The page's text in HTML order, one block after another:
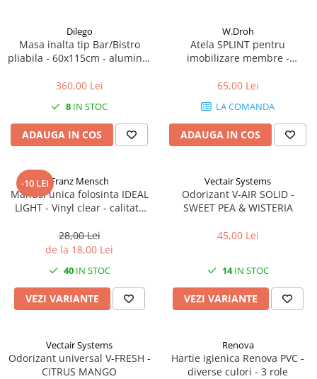
Dilego
Masa inalta tip Bar/Bistro
pliabila - 60x115cm - aluminiu
360,00 Lei
8 IN STOC
ADAUGA IN COS
W.Droh
Atela SPLINT pentru
imobilizare membre -
radio-transparenta - rola
65,00 Lei
LA COMANDA
ADAUGA IN COS
-10 LEI Franz Mensch
Manusi unica folosinta IDEAL
LIGHT - Vinyl clear - calitate
100 buc
28,00 Lei
de la 18,00 Lei
40IN STOC
VEZI VARIANTE
Vectair Systems
Odorizant V-AIR SOLID -
SWEET PEA & WISTERIA
45,00 Lei
14IN STOC
VEZI VARIANTE
Vectair Systems
Odorizant universal V-FRESH -
CITRUS MANGO
Renova
Hartie igienica Renova PVC -
diverse culori - 3 role